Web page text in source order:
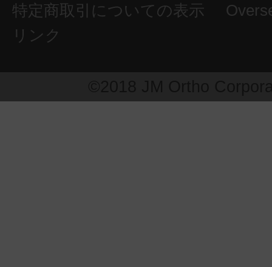
特定商取引についての表示
リンク